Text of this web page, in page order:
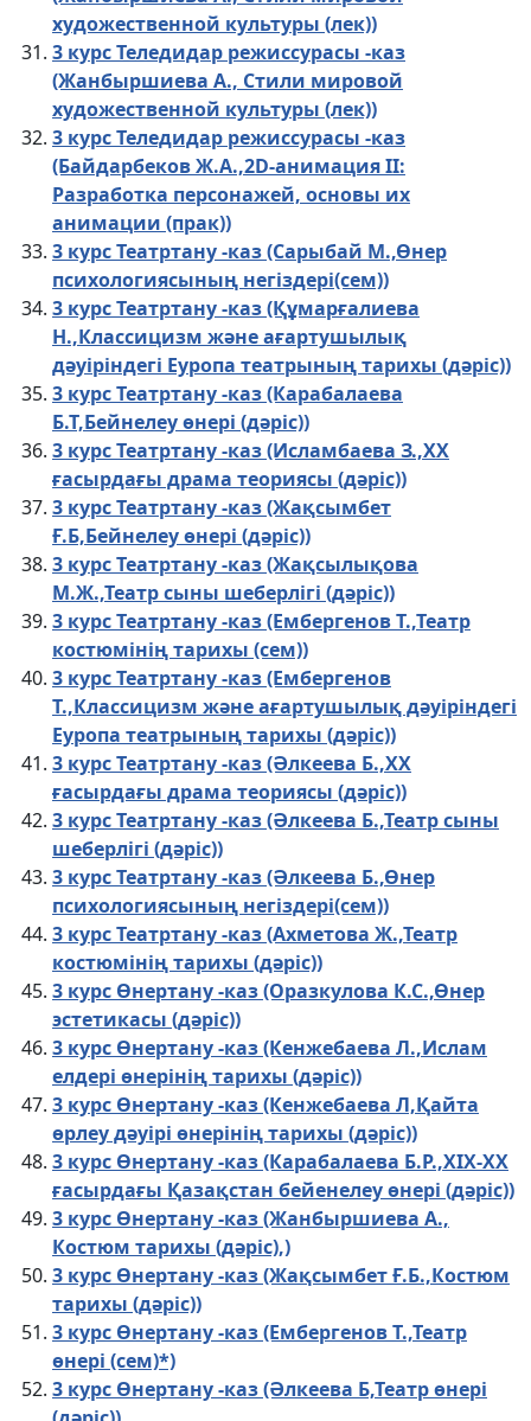
художественной культуры (лек))
3 курс Теледидар режиссурасы -каз
(Жанбыршиева А., Стили мировой
художественной культуры (лек))
3 курс Теледидар режиссурасы -каз
(Байдарбеков Ж.А.,2D-анимация II:
Разработка персонажей, основы их
анимации (прак))
3 курс Театртану -каз (Сарыбай М.,Өнер
психологиясының негіздері(сем))
3 курс Театртану -каз (Құмарғалиева
Н.,Классицизм және ағартушылық
дәуіріндегі Еуропа театрының тарихы (дәріс))
3 курс Театртану -каз (Карабалаева
Б.Т,Бейнелеу өнері (дәріс))
3 курс Театртану -каз (Исламбаева З.,ХХ
ғасырдағы драма теориясы (дәріс))
3 курс Театртану -каз (Жақсымбет
Ғ.Б,Бейнелеу өнері (дәріс))
3 курс Театртану -каз (Жақсылықова
М.Ж.,Театр сыны шеберлігі (дәріс))
3 курс Театртану -каз (Ембергенов Т.,Театр
костюмінің тарихы (сем))
3 курс Театртану -каз (Ембергенов
Т.,Классицизм және ағартушылық дәуіріндегі
Еуропа театрының тарихы (дәріс))
3 курс Театртану -каз (Әлкеева Б.,ХХ
ғасырдағы драма теориясы (дәріс))
3 курс Театртану -каз (Әлкеева Б.,Театр сыны
шеберлігі (дәріс))
3 курс Театртану -каз (Әлкеева Б.,Өнер
психологиясының негіздері(сем))
3 курс Театртану -каз (Ахметова Ж.,Театр
костюмінің тарихы (дәріс))
3 курс Өнертану -каз (Оразкулова К.С.,Өнер
эстетикасы (дәріс))
3 курс Өнертану -каз (Кенжебаева Л.,Ислам
елдері өнерінің тарихы (дәріс))
3 курс Өнертану -каз (Кенжебаева Л,Қайта
өрлеу дәуірі өнерінің тарихы (дәріс))
3 курс Өнертану -каз (Карабалаева Б.Р.,ХІХ-ХХ
ғасырдағы Қазақстан бейенелеу өнері (дәріс))
3 курс Өнертану -каз (Жанбыршиева А.,
Костюм тарихы (дәріс),)
3 курс Өнертану -каз (Жақсымбет Ғ.Б.,Костюм
тарихы (дәріс))
3 курс Өнертану -каз (Ембергенов Т.,Театр
өнері (сем)*)
3 курс Өнертану -каз (Әлкеева Б,Театр өнері